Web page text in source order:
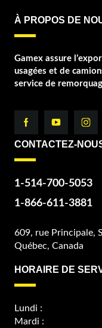
À PROPOS DE
Gamex assure
usagées et de
service de
CONTACTEZ-
1-514-700-5053
1-866-611-3881
609, rue Principale,
Québec, Canada
HORAIRE DE
Lundi :
Mardi :